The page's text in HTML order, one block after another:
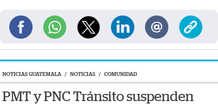
NOTICIAS GUATEMALA / NOTICIAS / COMUNIDAD
PMT y PNC Tránsito suspenden